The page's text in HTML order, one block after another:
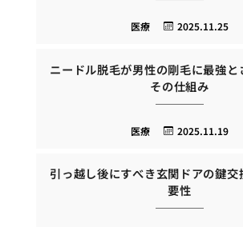
2025.11.25
医療
ニードル脱毛が男性の剛毛に最強と
その仕組み
2025.11.19
医療
引っ越し後にすべき玄関ドアの鍵交
要性